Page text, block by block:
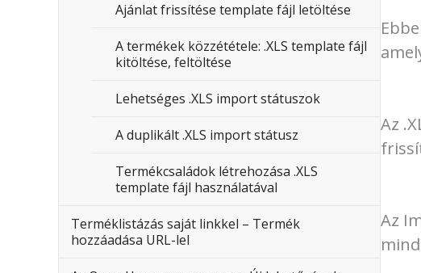
Ajánlat frissítése template fájl letöltése
A termékek közzététele: .XLS template fájl
kitöltése, feltöltése
Lehetséges .XLS import státuszok
A duplikált .XLS import státusz
Termékcsaládok létrehozása .XLS
template fájl használatával
Terméklistázás saját linkkel – Termék
hozzáadása URL-lel
Az
Az